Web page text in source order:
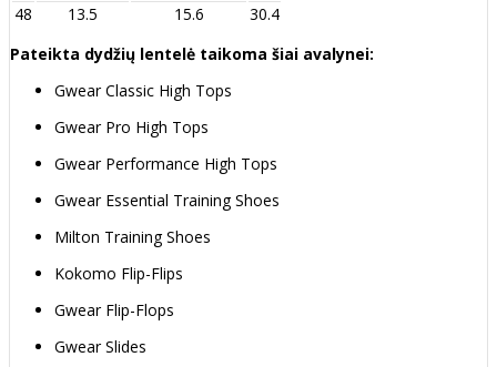
48
13.5 15.6
30.4
Pateikta dydžių lentelė taikoma šiai avalynei:
Gwear Classic High Tops
Gwear Pro High Tops
Gwear Performance High Tops
Gwear Essential Training Shoes
Milton Training Shoes
Kokomo Flip-Flips
Gwear Flip-Flops
Gwear Slides